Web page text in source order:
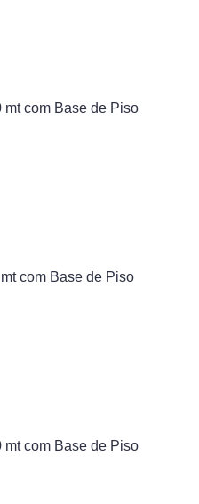
mt com Base de Piso
com Base de Piso
mt com Base de Piso